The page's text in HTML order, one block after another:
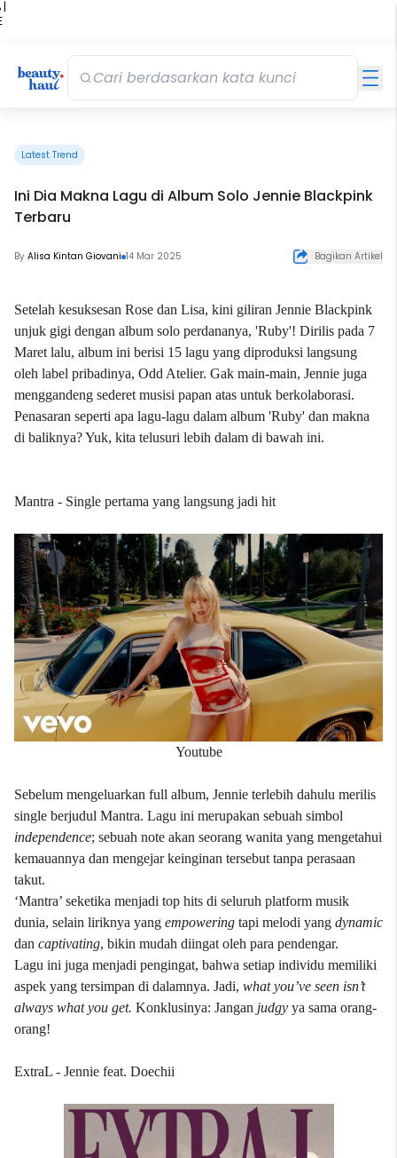
|
Latest Trend
Ini Dia Makna Lagu di Album Solo Jennie Blackpink
Terbaru
By Alisa Kintan Giovani 14 Mar 2025 Bagikan Artikel
Setelah kesuksesan Rose dan Lisa, kini giliran Jennie Blackpink
unjuk gigi dengan album solo perdananya, 'Ruby'! Dirilis pada 7
Maret lalu, album ini berisi 15 lagu yang diproduksi langsung
oleh label pribadinya, Odd Atelier. Gak main-main, Jennie juga
menggandeng sederet musisi papan atas untuk berkolaborasi.
Penasaran seperti apa lagu-lagu dalam album 'Ruby' dan makna
di baliknya? Yuk, kita telusuri lebih dalam di bawah ini.
Mantra - Single pertama yang langsung jadi hit
Youtube
Sebelum mengeluarkan full album, Jennie terlebih dahulu merilis
single berjudul Mantra. Lagu ini merupakan sebuah simbol
independence; sebuah note akan seorang wanita yang mengetahui
kemauannya dan mengejar keinginan tersebut tanpa perasaan
takut.
‘Mantra’ seketika menjadi top hits di seluruh platform musik
dunia, selain liriknya yang empowering tapi melodi yang dynamic
dan captivating, bikin mudah diingat oleh para pendengar.
Lagu ini juga menjadi pengingat, bahwa setiap individu memiliki
aspek yang tersimpan di dalamnya. Jadi, what you’ve seen isn’t
always what you get. Konklusinya: Jangan judgy ya sama orang-
orang!
ExtraL - Jennie feat. Doechii